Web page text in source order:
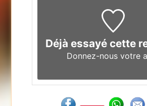
Déjà essayé cette
Donnez-nousvotre